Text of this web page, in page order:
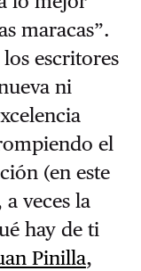
maracas”.
escritores
ni
el
(en este
veces la
hay de ti
Pinilla,